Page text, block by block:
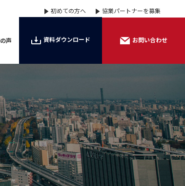
初めての方へ 協業パートナーを募集
声 資料ダウンロード お問い合わせ